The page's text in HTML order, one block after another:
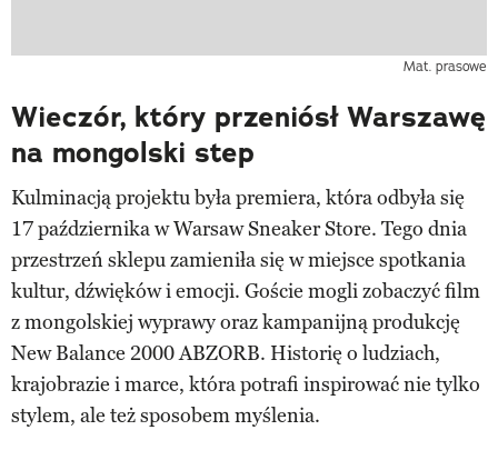
Mat. prasowe
Wieczór, który przeniósł Warszawę
na mongolski step
Kulminacją projektu była premiera, która odbyła się
17 października w Warsaw Sneaker Store. Tego dnia
przestrzeń sklepu zamieniła się w miejsce spotkania
kultur, dźwięków i emocji. Goście mogli zobaczyć film
z mongolskiej wyprawy oraz kampanijną produkcję
New Balance 2000 ABZORB. Historię o ludziach,
krajobrazie i marce, która potrafi inspirować nie tylko
stylem, ale też sposobem myślenia.